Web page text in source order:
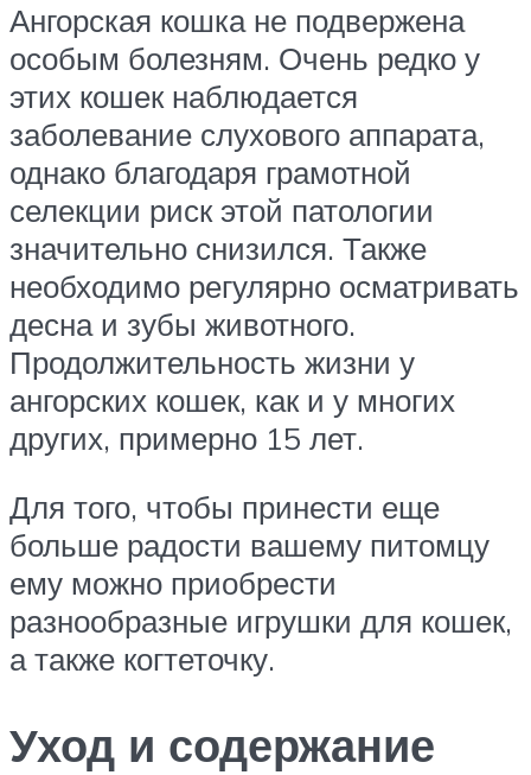
Ангорская кошка не подвержена
особым болезням. Очень редко у
этих кошек наблюдается
заболевание слухового аппарата,
однако благодаря грамотной
селекции риск этой патологии
значительно снизился. Также
необходимо регулярно осматривать
десна и зубы животного.
Продолжительность жизни у
ангорских кошек, как и у многих
других, примерно 15 лет.
Для того, чтобы принести еще
больше радости вашему питомцу
ему можно приобрести
разнообразные игрушки для кошек,
а также когтеточку.
Уход и содержание